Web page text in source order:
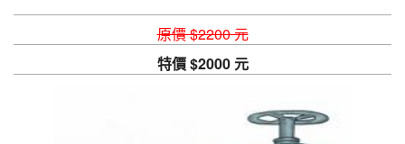
原價 $2200 元
特價 $2000 元